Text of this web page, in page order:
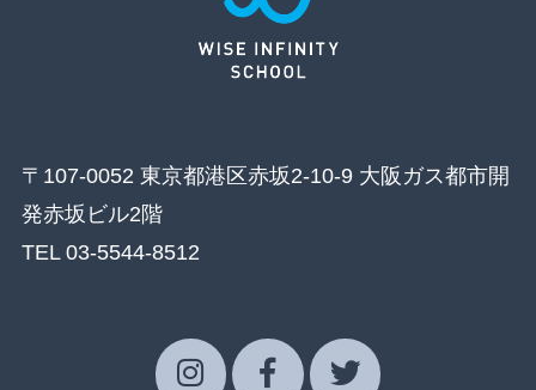
〒107-0052 東京都港区赤坂2-10-9 大阪ガス都市開
発赤坂ビル2階
TEL 03-5544-8512